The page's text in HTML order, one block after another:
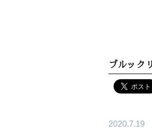
ブルック
2020.7.19